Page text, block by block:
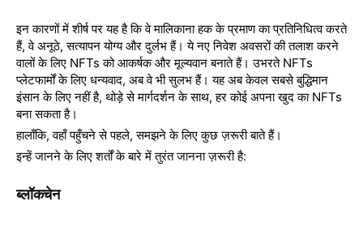
इन कारणों में शीर्ष पर यह है कि वे मालिकाना हक के प्रमाण का प्रतिनिधित्व करते
हैं, वे अनूठे, सत्यापन योग्य और दुर्लभ हैं। ये नए निवेश अवसरों की तलाश करने
वालों के लिए NFTs को आकर्षक और मूल्यवान बनाते हैं। उभरते NFTs
प्लेटफार्मों के लिए धन्यवाद, अब वे भी सुलभ हैं। यह अब केवल सबसे बुद्धिमान
इंसान के लिए नहीं है, थोड़े से मार्गदर्शन के साथ, हर कोई अपना खुद का NFTs
बना सकता है।
हालाँकि, वहाँ पहुँचने से पहले, समझने के लिए कुछ ज़रूरी बाते हैं।
इन्हें जानने के लिए शर्तों के बारे में तुरंत जानना ज़रूरी है:
ब्लॉकचेन